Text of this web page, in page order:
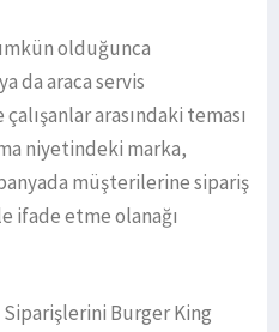
olduğunca
da araca servis
arasındaki teması
niyetindeki marka,
müşterilerine sipariş
ifade etme olanağı
Burger King